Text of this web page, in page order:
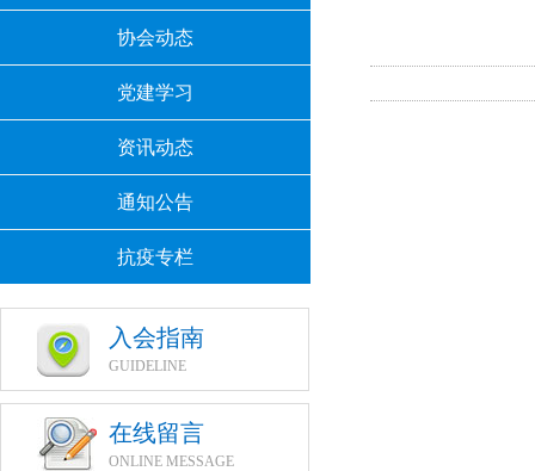
协会动态
党建学习
资讯动态
通知公告
抗疫专栏
入会指南
GUIDELINE
在线留言
ONLINE MESSAGE